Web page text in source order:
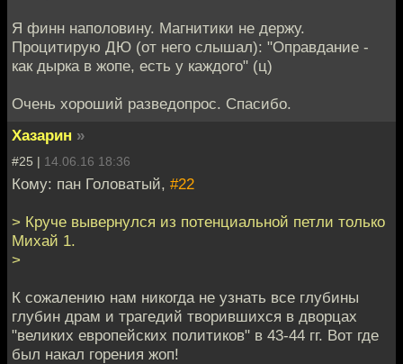
Я финн наполовину. Магнитики не держу.
Процитирую ДЮ (от него слышал): "Оправдание -
как дырка в жопе, есть у каждого" (ц)
Очень хороший разведопрос. Спасибо.
Хазарин »
#25 | 14.06.16 18:36
Кому: пан Головатый, #22
> Круче вывернулся из потенциальной петли только
Михай 1.
>
К сожалению нам никогда не узнать все глубины
глубин драм и трагедий творившихся в дворцах
"великих европейских политиков" в 43-44 гг. Вот где
был накал горения жоп!